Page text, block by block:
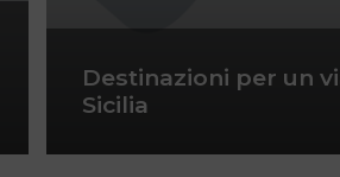
Destinazioni per un
Sicilia